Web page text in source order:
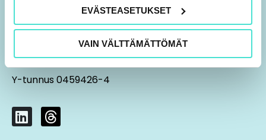
EVÄSTEASETUKSET
VAIN VÄLTTÄMÄTTÖMÄT
09 7552 2010
aspa@stakatemia.fi
Fredrikinkatu 61 A 8. krs
00100 Helsinki
Y-tunnus 0459426-4
L
i
T
h